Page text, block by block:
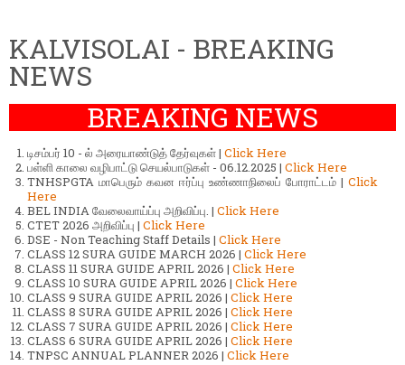
KALVISOLAI - BREAKING
NEWS
BREAKING NEWS
டிசம்பர் 10 - ல் அரையாண்டுத் தேர்வுகள் | Click Here
பள்ளி காலை வழிபாட்டு செயல்பாடுகள் - 06.12.2025 | Click Here
TNHSPGTA மாபெரும் கவன ஈர்ப்பு உண்ணாநிலைப் போராட்டம் | Click
Here
BEL INDIA வேலைவாய்ப்பு அறிவிப்பு. | Click Here
CTET 2026 அறிவிப்பு | Click Here
DSE - Non Teaching Staff Details | Click Here
CLASS 12 SURA GUIDE MARCH 2026 | Click Here
CLASS 11 SURA GUIDE APRIL 2026 | Click Here
CLASS 10 SURA GUIDE APRIL 2026 | Click Here
CLASS 9 SURA GUIDE APRIL 2026 | Click Here
CLASS 8 SURA GUIDE APRIL 2026 | Click Here
CLASS 7 SURA GUIDE APRIL 2026 | Click Here
CLASS 6 SURA GUIDE APRIL 2026 | Click Here
TNPSC ANNUAL PLANNER 2026 | Click Here